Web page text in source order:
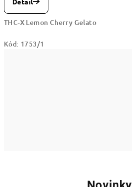
THC-X Lemon Cherry Gelato
Kód: 1753/1